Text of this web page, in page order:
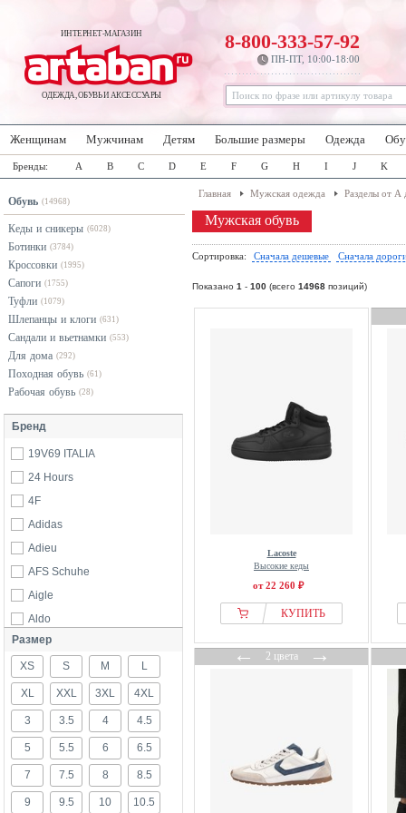
ИНТЕРНЕТ-МАГАЗИН
ОДЕЖДА, ОБУВЬ И АКСЕССУАРЫ
8-800-333-57-92
ПН-ПТ, 10:00-18:00
Женщинам Мужчинам Детям Большие размеры Одежда
Бренды: A B C D E F G H I J K
Обувь (14968)
Кеды и сникеры (6028)
Ботинки (3784)
Кроссовки (1995)
Сапоги (1755)
Туфли (1079)
Шлепанцы и клоги (631)
Сандали и вьетнамки (553)
Для дома (292)
Походная обувь (61)
Рабочая обувь (28)
Бренд
19V69 ITALIA
24 Hours
4F
Adidas
Adieu
AFS Schuhe
Aigle
Aldo
Allbirds
Allen Edmonds
AllSaints
Alohas
Altra
Antony morato
Apple Of Eden
Ara
Размер
XS S M L
XL XXL 3XL 4XL
3 3.5 4 4.5
5 5.5 6 6.5
7 7.5 8 8.5
9 9.5 10 10.5
Главная Мужская одежда Разделы от А
Мужская обувь
Сортировка: Сначала дешевые Сначала
Показано 1 - 100 (всего 14968 позиций)
Lacoste
Высокие кеды
от 22 260 ₽
КУПИТЬ
←2 цвета→